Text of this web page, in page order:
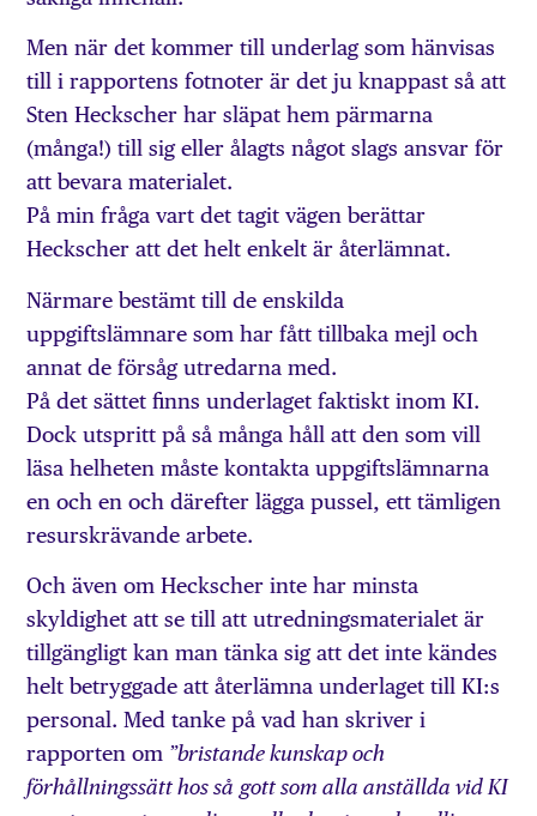
Men när det kommer till underlag som hänvisas
till i rapportens fotnoter är det ju knappast så att
Sten Heckscher har släpat hem pärmarna
(många!) till sig eller ålagts något slags ansvar för
att bevara materialet.
På min fråga vart det tagit vägen berättar
Heckscher att det helt enkelt är återlämnat.
Närmare bestämt till de enskilda
uppgiftslämnare som har fått tillbaka mejl och
annat de försåg utredarna med.
På det sättet finns underlaget faktiskt inom KI.
Dock utspritt på så många håll att den som vill
läsa helheten måste kontakta uppgiftslämnarna
en och en och därefter lägga pussel, ett tämligen
resurskrävande arbete.
Och även om Heckscher inte har minsta
skyldighet att se till att utredningsmaterialet är
tillgängligt kan man tänka sig att det inte kändes
helt betryggade att återlämna underlaget till KI:s
personal. Med tanke på vad han skriver i
rapporten om ”bristande kunskap och
förhållningssätt hos så gott som alla anställda vid KI